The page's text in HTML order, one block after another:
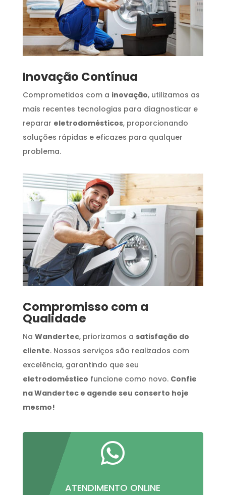
Inovação Contínua
Comprometidos com a inovação, utilizamos as
mais recentes tecnologias para diagnosticar e
reparar eletrodomésticos, proporcionando
soluções rápidas e eficazes para qualquer
problema.
Compromisso com a
Qualidade
Na Wandertec, priorizamos a satisfação do
cliente. Nossos serviços são realizados com
excelência, garantindo que seu
eletrodoméstico funcione como novo. Confie
na Wandertec e agende seu conserto hoje
mesmo!

ATENDIMENTO ONLINE